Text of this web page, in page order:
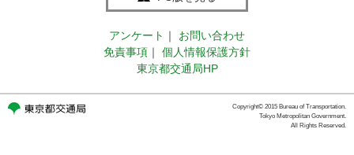
アンケート ｜
お問い合わせ
免責事項 ｜
個人情報保護方針
東京都交通局HP
Copyright© 2015 Bureau of Transportation.
Tokyo Metropolitan Government.
All Rights Reserved.